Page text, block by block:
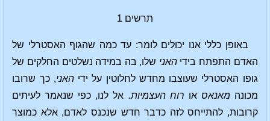
תרשים 1
באופן כללי אנו יכולים לומר: עד כמה שהגוף האסטרלי של
האדם התפתח בידיהאני שלו, בה במידה נשלטים החלקים של
גופו האסטרלי שעוצבו מחדש לחלוטין על ידיהאני, כך שרובו
מכונה מאנאס או רוח העצמיות. אל לנו, כפי שנאמר לעיתים
קרובות, להתייחס לזה כדבר חדש שנכנס לאדם, אלא כמוצר